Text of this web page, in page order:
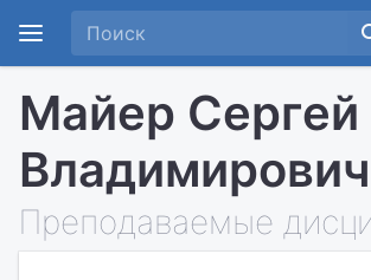
Майер Сергей
Владимирович
Преподаваемые